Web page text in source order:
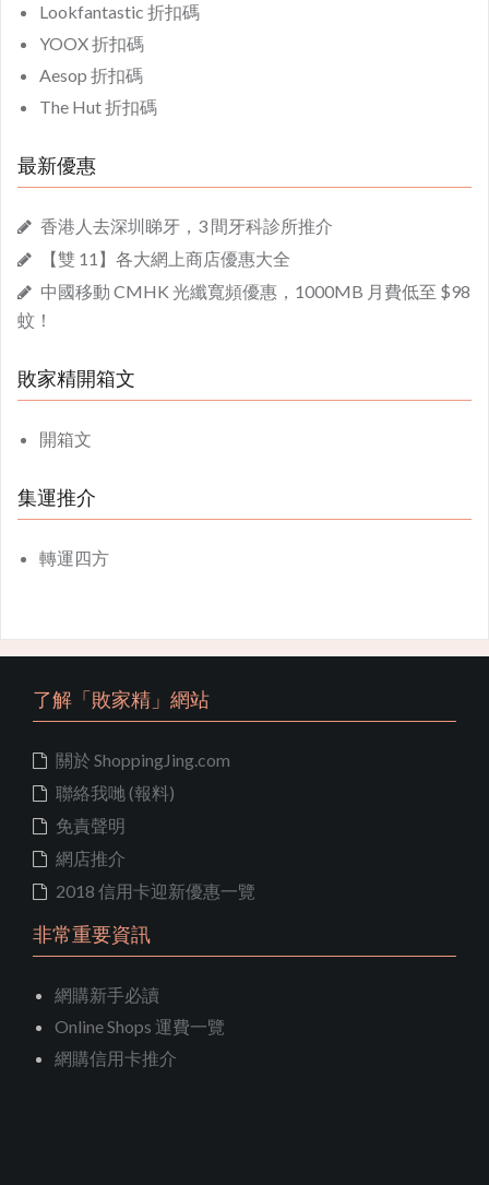
Lookfantastic 折扣碼
YOOX 折扣碼
Aesop 折扣碼
The Hut 折扣碼
最新優惠
香港人去深圳睇牙，3 間牙科診所推介
【雙 11】各大網上商店優惠大全
中國移動 CMHK 光纖寬頻優惠，1000MB 月費低至 $98
蚊！
敗家精開箱文
開箱文
集運推介
轉運四方
了解「敗家精」網站
關於 ShoppingJing.com
聯絡我哋 (報料)
免責聲明
網店推介
2018 信用卡迎新優惠一覽
非常重要資訊
網購新手必讀
Online Shops 運費一覽
網購信用卡推介